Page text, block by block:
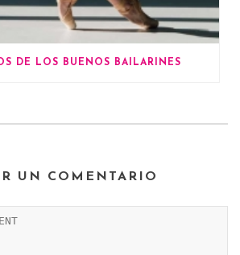
DE LOS BUENOS BAILARINES
UN COMENTARIO